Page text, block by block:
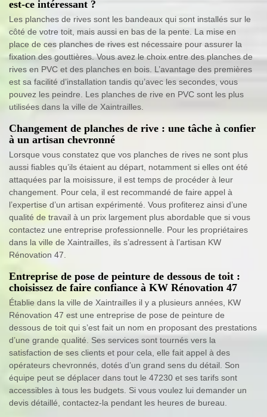
est-ce intéressant ?
Les planches de rives sont les bandeaux qui sont installés sur le
côté de votre toit, mais aussi en bas de la pente. La mise en
place de ces planches de rives est nécessaire pour assurer la
fixation des gouttières. Vous avez le choix entre des planches de
rives en PVC et des planches en bois. L’avantage des premières
est sa facilité d’installation tandis qu’avec les secondes, vous
pouvez les peindre. Les planches de rive en PVC sont les plus
utilisées dans la ville de Xaintrailles.
Changement de planches de rive : une tâche à confier
à un artisan chevronné
Lorsque vous constatez que vos planches de rives ne sont plus
aussi fiables qu’ils étaient au départ, notamment si elles ont été
attaquées par la moisissure, il est temps de procéder à leur
changement. Pour cela, il est recommandé de faire appel à
l’expertise d’un artisan expérimenté. Vous profiterez ainsi d’une
qualité de travail à un prix largement plus abordable que si vous
contactez une entreprise professionnelle. Pour les propriétaires
dans la ville de Xaintrailles, ils s’adressent à l’artisan KW
Rénovation 47.
Entreprise de pose de peinture de dessous de toit :
choisissez de faire confiance à KW Rénovation 47
Établie dans la ville de Xaintrailles il y a plusieurs années, KW
Rénovation 47 est une entreprise de pose de peinture de
dessous de toit qui s’est fait un nom en proposant des prestations
d’une grande qualité. Ses services sont tournés vers la
satisfaction de ses clients et pour cela, elle fait appel à des
opérateurs chevronnés, dotés d’un grand sens du détail. Son
équipe peut se déplacer dans tout le 47230 et ses tarifs sont
accessibles à tous les budgets. Si vous voulez lui demander un
devis détaillé, contactez-la pendant les heures de bureau.